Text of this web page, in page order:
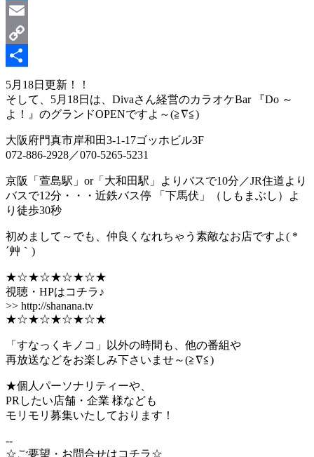
LinkedIn
Email
Copy
Link
共
有
5月18日更新！！
そして、5月18日は、Divaさん経営のカラオケBar 『Do ～
よ！』のグランドOPENですよ～(≧∇≦)
大阪府門真市岸和田3-1-17ゴッホビル3F
072-886-2928／070-5265-5231
京阪「萱島駅」or「大和田駅」よりバスで10分／JR住道より
バスで12分・・・近鉄バス停 「下馬伏」（しもまぶし）よ
り徒歩30秒
初めまして～でも、仲良くなれちゃう素敵なお店ですよ( *
´艸｀)
★☆★☆★☆★☆★
視聴・HPはコチラ♪
>> http://shanana.tv
★☆★☆★☆★☆★
「すなっくキノコ」以外の時間も、他の番組や
再放送などをお楽しみ下さいませ～(≧∇≦)
★個人パーソナリティーや、
PRしたい店舗・企業 様なども
モリモリ募集いたしております！
--
☆ご要望・お問合せはコチラ☆